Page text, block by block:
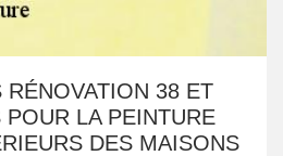
RÉNOVATION 38 ET
POUR LA PEINTURE
DES MAISONS